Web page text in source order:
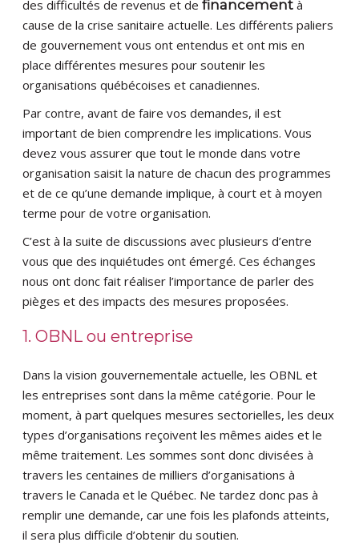
des difficultés de revenus et definancement à
cause de la crise sanitaire actuelle. Les différents paliers
de gouvernement vous ont entendus et ont mis en
place différentes mesures pour soutenir les
organisations québécoises et canadiennes.
Par contre, avant de faire vos demandes, il est
important de bien comprendre les implications. Vous
devez vous assurer que tout le monde dans votre
organisation saisit la nature de chacun des programmes
et de ce qu’une demande implique, à court et à moyen
terme pour de votre organisation.
C’est à la suite de discussions avec plusieurs d’entre
vous que des inquiétudes ont émergé. Ces échanges
nous ont donc fait réaliser l’importance de parler des
pièges et des impacts des mesures proposées.
1. OBNL ou entreprise
Dans la vision gouvernementale actuelle, les OBNL et
les entreprises sont dans la même catégorie. Pour le
moment, à part quelques mesures sectorielles, les deux
types d’organisations reçoivent les mêmes aides et le
même traitement. Les sommes sont donc divisées à
travers les centaines de milliers d’organisations à
travers le Canada et le Québec. Ne tardez donc pas à
remplir une demande, car une fois les plafonds atteints,
il sera plus difficile d’obtenir du soutien.